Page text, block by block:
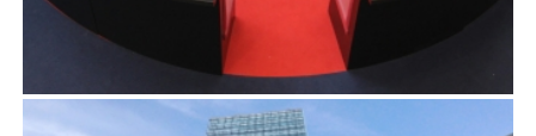
前海聯合交易中心